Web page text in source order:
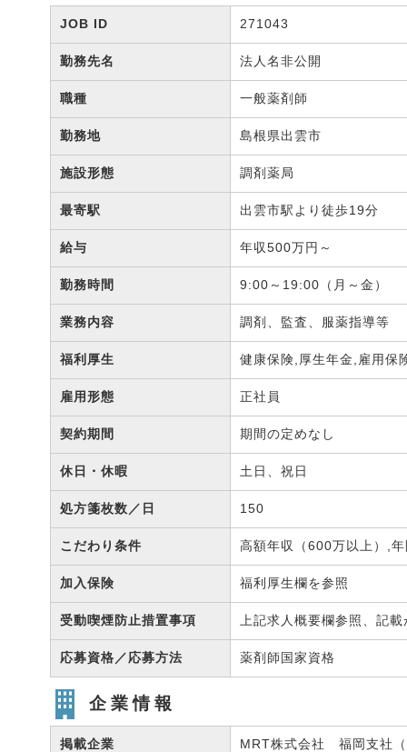
JOB ID 271043
勤務先名 法人名非公開
職種 一般薬剤師
勤務地 島根県出雲市
施設形態 調剤薬局
最寄駅 出雲市駅より徒歩19分
給与 年収500万円～
勤務時間 9:00～19:00（月～金）
業務内容 調剤、監査、服薬指導等
福利厚生 健康保険,厚生年金,雇用保
雇用形態 正社員
契約期間 期間の定めなし
休日・休暇 土日、祝日
処方箋枚数／日 150
こだわり条件 高額年収（600万以上）,
加入保険 福利厚生欄を参照
受動喫煙防止措置事項 上記求人概要欄参照、記
応募資格／応募方法 薬剤師国家資格
企業情報
掲載企業 MRT株式会社 福岡支社